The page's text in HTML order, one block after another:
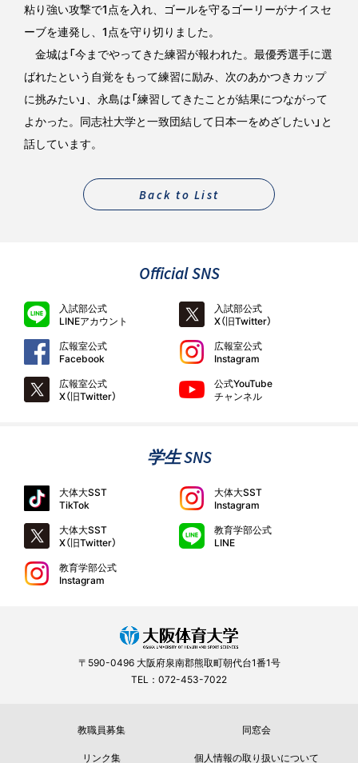
粘り強い攻撃で1点を入れ、ゴールを守るゴーリーがナイスセ
ーブを連発し、1点を守り切りました。
金城は「今までやってきた練習が報われた。最優秀選手に選
ばれたという自覚をもって練習に励み、次のあかつきカップ
に挑みたい」、永島は「練習してきたことが結果につながって
よかった。同志社大学と一致団結して日本一をめざしたい」と
話しています。
Back to List
Official SNS
入試部公式
LINEアカウント
入試部公式
X（旧Twitter）
広報室公式
Facebook
広報室公式
Instagram
広報室公式
X（旧Twitter）
公式YouTube
チャンネル
学生 SNS
大体大SST
TikTok
大体大SST
Instagram
大体大SST
X（旧Twitter）
教育学部公式
LINE
教育学部公式
Instagram
〒590-0496 大阪府泉南郡熊取町朝代台1番1号
TEL：072-453-7022
教職員募集
同窓会
リンク集
個人情報の取り扱いについて